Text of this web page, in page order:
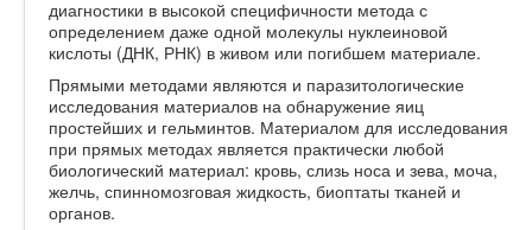
диагностики в высокой специфичности метода с
определением даже одной молекулы нуклеиновой
кислоты (ДНК, РНК) в живом или погибшем материале.
Прямыми методами являются и паразитологические
исследования материалов на обнаружение яиц
простейших и гельминтов. Материалом для исследования
при прямых методах является практически любой
биологический материал: кровь, слизь носа и зева, моча,
желчь, спинномозговая жидкость, биоптаты тканей и
органов.